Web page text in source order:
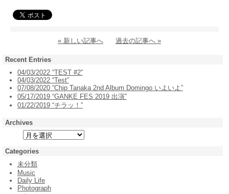
« 新しい記事へ 過去の記事へ »
Recent Entries
04/03/2022 “TEST #2”
04/03/2022 “Test”
07/08/2020 “Chip Tanaka 2nd Album Domingo いよいよ”
05/17/2019 “GANKE FES 2019 出演”
01/22/2019 “チラッ！”
Archives
Categories
未分類
Music
Daily Life
Photograph